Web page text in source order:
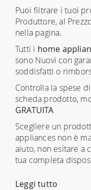
Puoi filtrare i tuoi
Produttore, al
nella pagina.
Tutti i home
sono Nuovi con
soddisfatti o
Controlla la spese
scheda prodotto,
GRATUITA
Scegliere un
appliances non è
aiuto, non esitare a
tua completa
Leggi tutto